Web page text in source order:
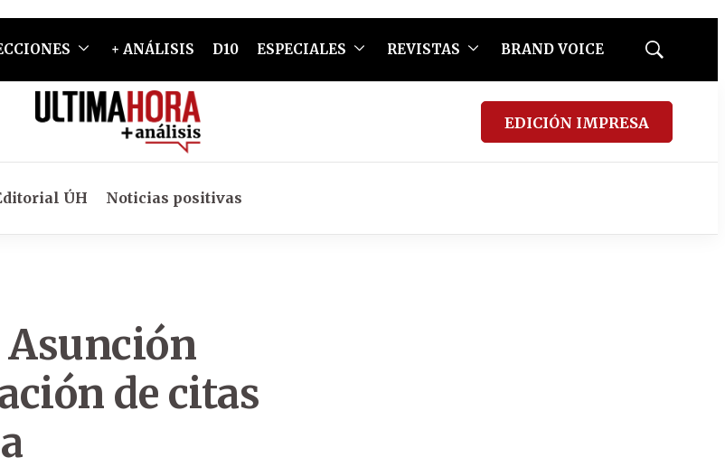
+ ANÁLISIS D10 ESPECIALES REVISTAS BRAND VOICE
Mostrar
EDICIÓN IMPRESA
ÚH Noticias positivas
Asunción
de citas